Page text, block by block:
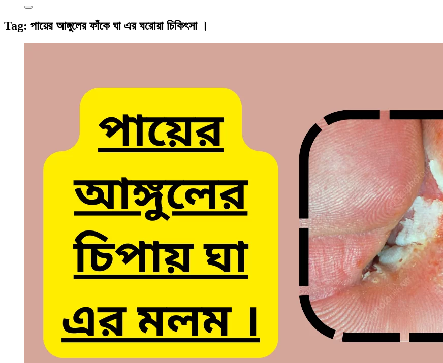
Tag: পায়ের আঙ্গুলের ফাঁকে ঘা এর ঘরোয়া চিকিৎসা ।